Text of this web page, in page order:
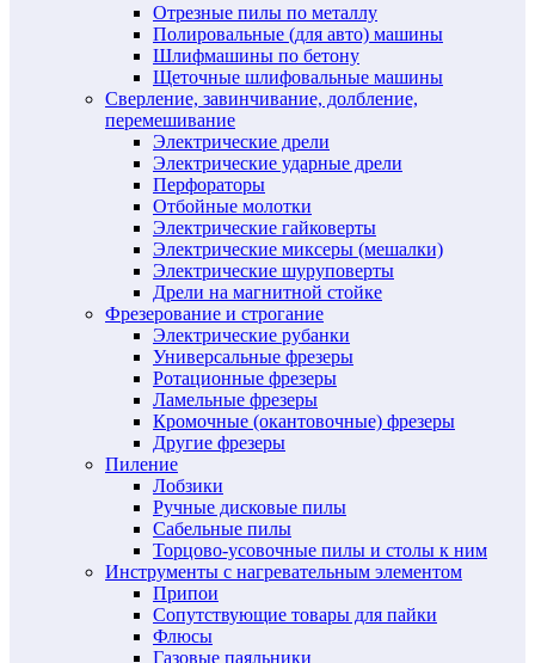
Отрезные пилы по металлу
Полировальные (для авто) машины
Шлифмашины по бетону
Щеточные шлифовальные машины
Сверление, завинчивание, долбление,
перемешивание
Электрические дрели
Электрические ударные дрели
Перфораторы
Отбойные молотки
Электрические гайковерты
Электрические миксеры (мешалки)
Электрические шуруповерты
Дрели на магнитной стойке
Фрезерование и строгание
Электрические рубанки
Универсальные фрезеры
Ротационные фрезеры
Ламельные фрезеры
Кромочные (окантовочные) фрезеры
Другие фрезеры
Пиление
Лобзики
Ручные дисковые пилы
Сабельные пилы
Торцово-усовочные пилы и столы к ним
Инструменты с нагревательным элементом
Припои
Сопутствующие товары для пайки
Флюсы
Газовые паяльники